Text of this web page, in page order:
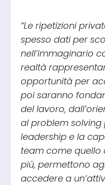
“Le ripetizioni
spesso dati per
nell’immaginario
realtà
opportunità per
poi saranno
del lavoro,
al problem
leadership e la
team come quello
più, permettono
accedere a